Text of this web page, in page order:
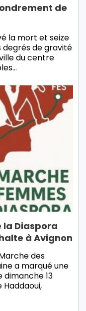
de
la mort et seize
degrés de gravité
du centre
la Diaspora
à Avignon
des
a marqué une
13